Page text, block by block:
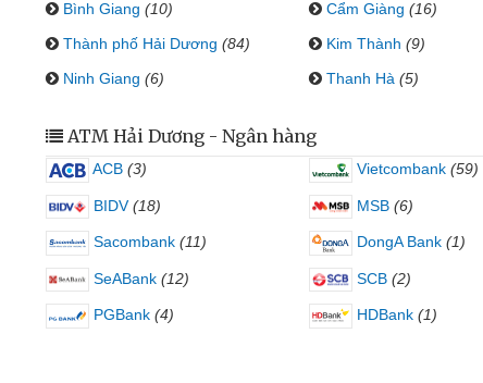
Bình Giang (10) Cẩm Giàng (16)
Thành phố Hải Dương (84) Kim Thành (9)
Ninh Giang (6) Thanh Hà (5)
ATM Hải Dương - Ngân hàng
ACB (3) Vietcombank (59)
BIDV (18) MSB (6)
Sacombank (11) DongA Bank (1)
SeABank (12) SCB (2)
PGBank (4) HDBank (1)